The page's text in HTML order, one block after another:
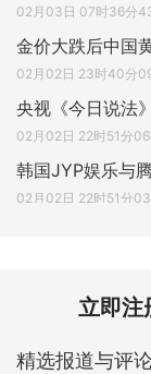
02月03日 07时36分
金价大跌后中国
02月02日 23时40分
央视《今日说法
02月02日 22时51分
韩国JYP娱乐与
02月02日 22时51分
立即注
精选报道与评